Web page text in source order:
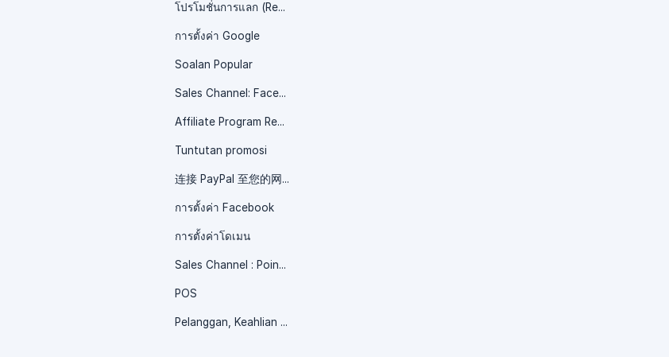
โปรโมชั่นการแลก (Redeem)
การตั้งค่า Google
Soalan Popular
Sales Channel: Facebook Shop / 销售渠道 : Facebook 商店
Affiliate Program Resources / 联盟计划资源
Tuntutan promosi
连接 PayPal 至您的网店
การตั้งค่า Facebook
การตั้งค่าโดเมน
Sales Channel : Point of Sales (POS) / 销售渠道 : POS 系统
POS
Pelanggan, Keahlian & Promosi